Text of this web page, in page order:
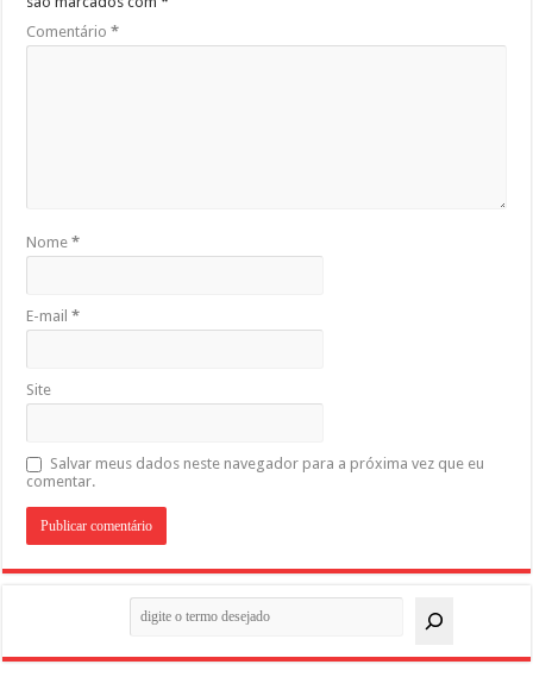
Comentário*
Nome*
E-mail*
Site
Salvar meus dados neste navegador para a próxima vez que eu
comentar.